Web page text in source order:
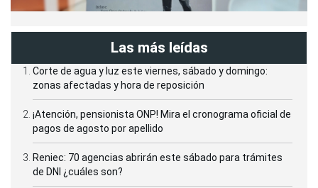
Las más leídas
Corte de agua y luz este viernes, sábado y domingo:
zonas afectadas y hora de reposición
¡Atención, pensionista ONP! Mira el cronograma oficial de
pagos de agosto por apellido
Reniec: 70 agencias abrirán este sábado para trámites
de DNI ¿cuáles son?